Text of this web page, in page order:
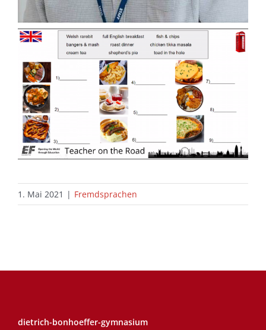
1. Mai 2021 | Fremdsprachen
dietrich-bonhoeffer-gymnasium